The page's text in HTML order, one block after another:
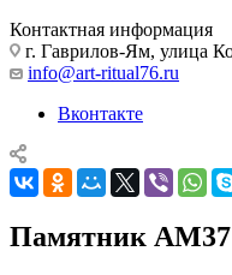
Контактная информация
г. Гаврилов-Ям, улица
info@art-ritual76.ru
Вконтакте
Памятник